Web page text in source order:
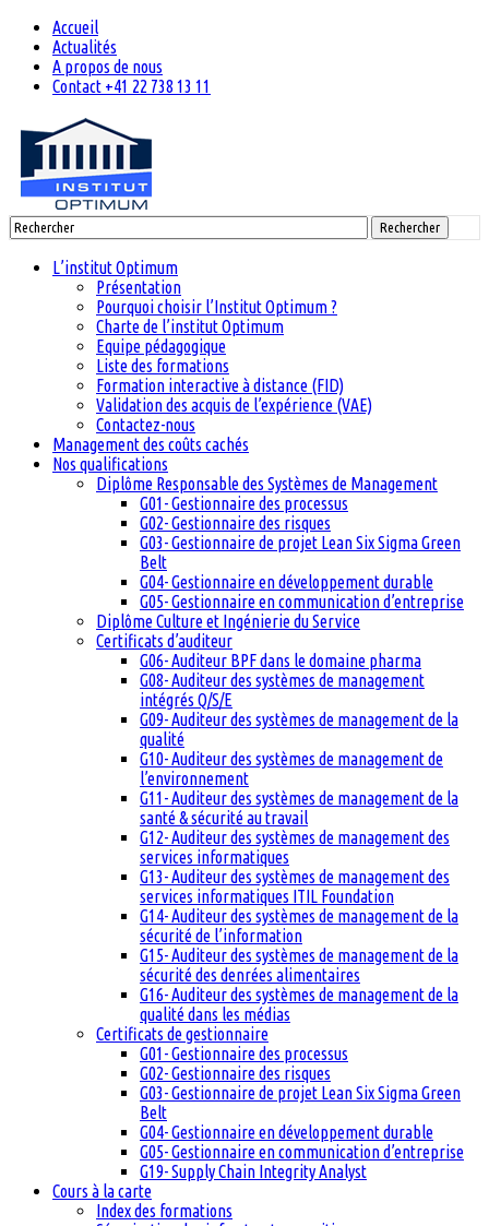
Accueil
Actualités
A propos de nous
Contact +41 22 738 13 11
Rechercher
L’institut Optimum
Présentation
Pourquoi choisir l’Institut Optimum ?
Charte de l’institut Optimum
Equipe pédagogique
Liste des formations
Formation interactive à distance (FID)
Validation des acquis de l’expérience (VAE)
Contactez-nous
Management des coûts cachés
Nos qualifications
Diplôme Responsable des Systèmes de Management
G01- Gestionnaire des processus
G02- Gestionnaire des risques
G03- Gestionnaire de projet Lean Six Sigma Green
Belt
G04- Gestionnaire en développement durable
G05- Gestionnaire en communication d’entreprise
Diplôme Culture et Ingénierie du Service
Certificats d’auditeur
G06- Auditeur BPF dans le domaine pharma
G08- Auditeur des systèmes de management
intégrés Q/S/E
G09- Auditeur des systèmes de management de la
qualité
G10- Auditeur des systèmes de management de
l’environnement
G11- Auditeur des systèmes de management de la
santé & sécurité au travail
G12- Auditeur des systèmes de management des
services informatiques
G13- Auditeur des systèmes de management des
services informatiques ITIL Foundation
G14- Auditeur des systèmes de management de la
sécurité de l’information
G15- Auditeur des systèmes de management de la
sécurité des denrées alimentaires
G16- Auditeur des systèmes de management de la
qualité dans les médias
Certificats de gestionnaire
G01- Gestionnaire des processus
G02- Gestionnaire des risques
G03- Gestionnaire de projet Lean Six Sigma Green
Belt
G04- Gestionnaire en développement durable
G05- Gestionnaire en communication d’entreprise
G19- Supply Chain Integrity Analyst
Cours à la carte
Index des formations